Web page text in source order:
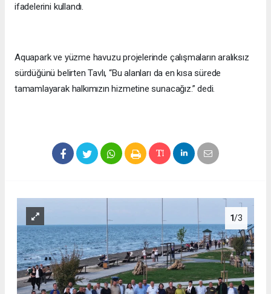
ifadelerini kullandı.
Aquapark ve yüzme havuzu projelerinde çalışmaların aralıksız
sürdüğünü belirten Tavlı, “Bu alanları da en kısa sürede
tamamlayarak halkımızın hizmetine sunacağız.” dedi.
1/3